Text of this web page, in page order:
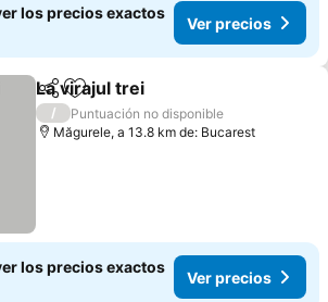
los precios exactos
Ver precios
CompartirAgregar a favoritos
La virajul trei
/
Puntuación no disponible
Măgurele, a 13.8 km de: Bucarest
los precios exactos
Ver precios